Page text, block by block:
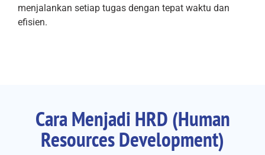
menjalankan setiap tugas dengan tepat waktu dan
efisien.
Cara Menjadi HRD (Human
Resources Development)